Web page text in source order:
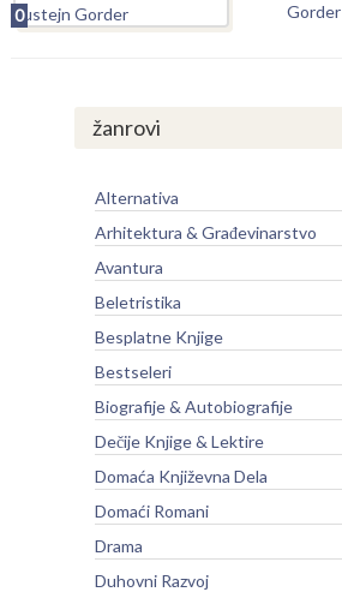
0 Gorder
žanrovi
Alternativa
Arhitektura & Građevinarstvo
Avantura
Beletristika
Besplatne Knjige
Bestseleri
Biografije & Autobiografije
Dečije Knjige & Lektire
Domaća Književna Dela
Domaći Romani
Drama
Duhovni Razvoj